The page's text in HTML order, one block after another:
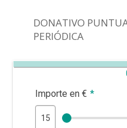
DONATIVO
PERIÓDICA
Importe en € *